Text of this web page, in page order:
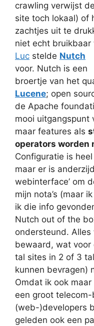
crawling verwijst
site toch lokaal) of
zachtjes uit te
niet echt bruikbaar
Luc stelde Nutch
voor. Nutch is een
broertje van het
Lucene; open
de Apache
mooi uitgangspunt
maar features als
operators worden
Configuratie is
maar er is
webinterface’ om
mijn nota’s (maar
ik die info
Nutch out of the
ondersteund.
bewaard, wat voor
tal sites in 2 of 3
kunnen bevragen)
Omdat ik ook
een groot
(web-)developers
geleden ook een